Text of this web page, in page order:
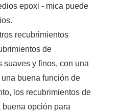
epoxi - mica puede
recubrimientos
de
suaves y finos, con una
buena función de
los recubrimientos de
opción para